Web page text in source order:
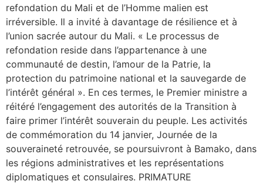
refondation du Mali et de l’Homme malien est
irréversible. Il a invité à davantage de résilience et à
l’union sacrée autour du Mali. « Le processus de
refondation reside dans l’appartenance à une
communauté de destin, l’amour de la Patrie, la
protection du patrimoine national et la sauvegarde de
l’intérêt général ». En ces termes, le Premier ministre a
réitéré l’engagement des autorités de la Transition à
faire primer l’intérêt souverain du peuple. Les activités
de commémoration du 14 janvier, Journée de la
souveraineté retrouvée, se poursuivront à Bamako, dans
les régions administratives et les représentations
diplomatiques et consulaires. PRIMATURE